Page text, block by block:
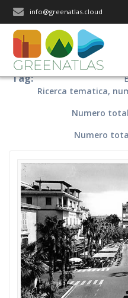
info@greenatlas.cloud
Tag:
Ricerca tematica,
Numero
Numero